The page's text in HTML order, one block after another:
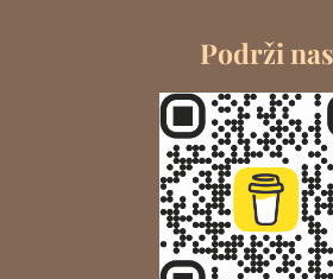
Podrži nas